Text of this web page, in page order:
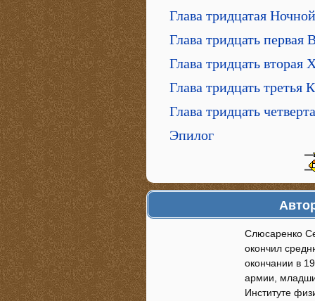
Глава тридцатая
Глава тридцать первая
Глава тридцать вторая
Глава тридцать третья
Глава тридцать
Эпилог
Слюсаренко
окончил
окончании в
армии,
Институте